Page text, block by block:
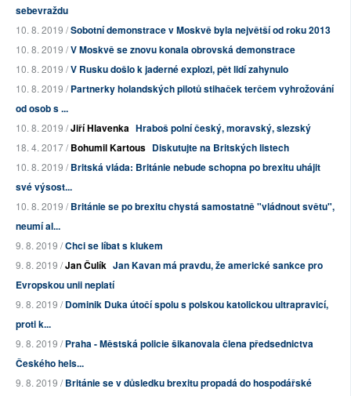
sebevraždu
10. 8. 2019 /Sobotní demonstrace v Moskvě byla největší od roku 2013
10. 8. 2019 /V Moskvě se znovu konala obrovská demonstrace
10. 8. 2019 /V Rusku došlo k jaderné explozi, pět lidí zahynulo
10. 8. 2019 /Partnerky holandských pilotů stihaček terčem vyhrožování
od osob s ...
10. 8. 2019 /Jiří Hlavenka Hraboš polní český, moravský, slezský
18. 4. 2017 /Bohumil Kartous Diskutujte na Britských listech
10. 8. 2019 /Britská vláda: Británie nebude schopna po brexitu uhájit
své výsost...
10. 8. 2019 /Británie se po brexitu chystá samostatně "vládnout světu",
neumí al...
9. 8. 2019 /Chci se líbat s klukem
9. 8. 2019 /Jan Čulík Jan Kavan má pravdu, že americké sankce pro
Evropskou unii neplatí
9. 8. 2019 /Dominik Duka útočí spolu s polskou katolickou ultrapravicí,
proti k...
9. 8. 2019 /Praha - Městská policie šikanovala člena předsednictva
Českého hels...
9. 8. 2019 /Británie se v důsledku brexitu propadá do hospodářské